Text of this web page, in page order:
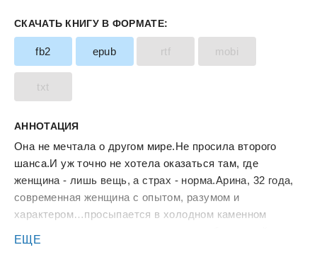
СКАЧАТЬ КНИГУ В ФОРМАТЕ:
fb2 epub rtf mobi
txt
АННОТАЦИЯ
Она не мечтала о другом мире.Не просила второго
шанса.И уж точно не хотела оказаться там, где
женщина - лишь вещь, а страх - норма.Арина, 32 года,
современная женщина с опытом, разумом и
характером…просыпается в холодном каменном
пути назад.Средневековье встречает её грязью, болью
ЕЩЕ